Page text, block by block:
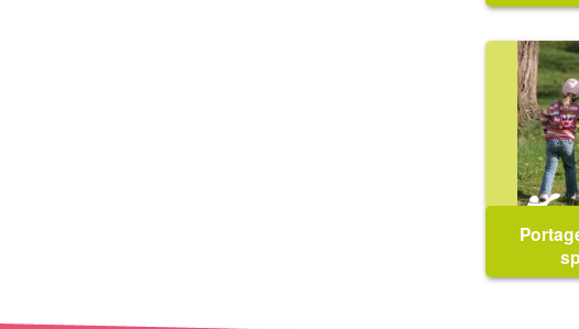
jumeaux,
(dysplasie
...), des
cas !
jambes de